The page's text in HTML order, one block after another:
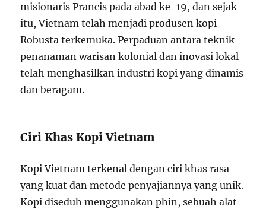
misionaris Prancis pada abad ke-19, dan sejak
itu, Vietnam telah menjadi produsen kopi
Robusta terkemuka. Perpaduan antara teknik
penanaman warisan kolonial dan inovasi lokal
telah menghasilkan industri kopi yang dinamis
dan beragam.
Ciri Khas Kopi Vietnam
Kopi Vietnam terkenal dengan ciri khas rasa
yang kuat dan metode penyajiannya yang unik.
Kopi diseduh menggunakan phin, sebuah alat